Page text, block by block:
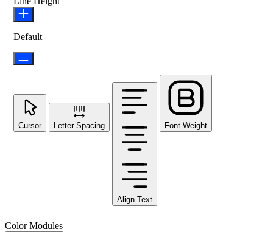
Default
Cursor Letter Spacing
Align Text
Font Weight
Color Modules